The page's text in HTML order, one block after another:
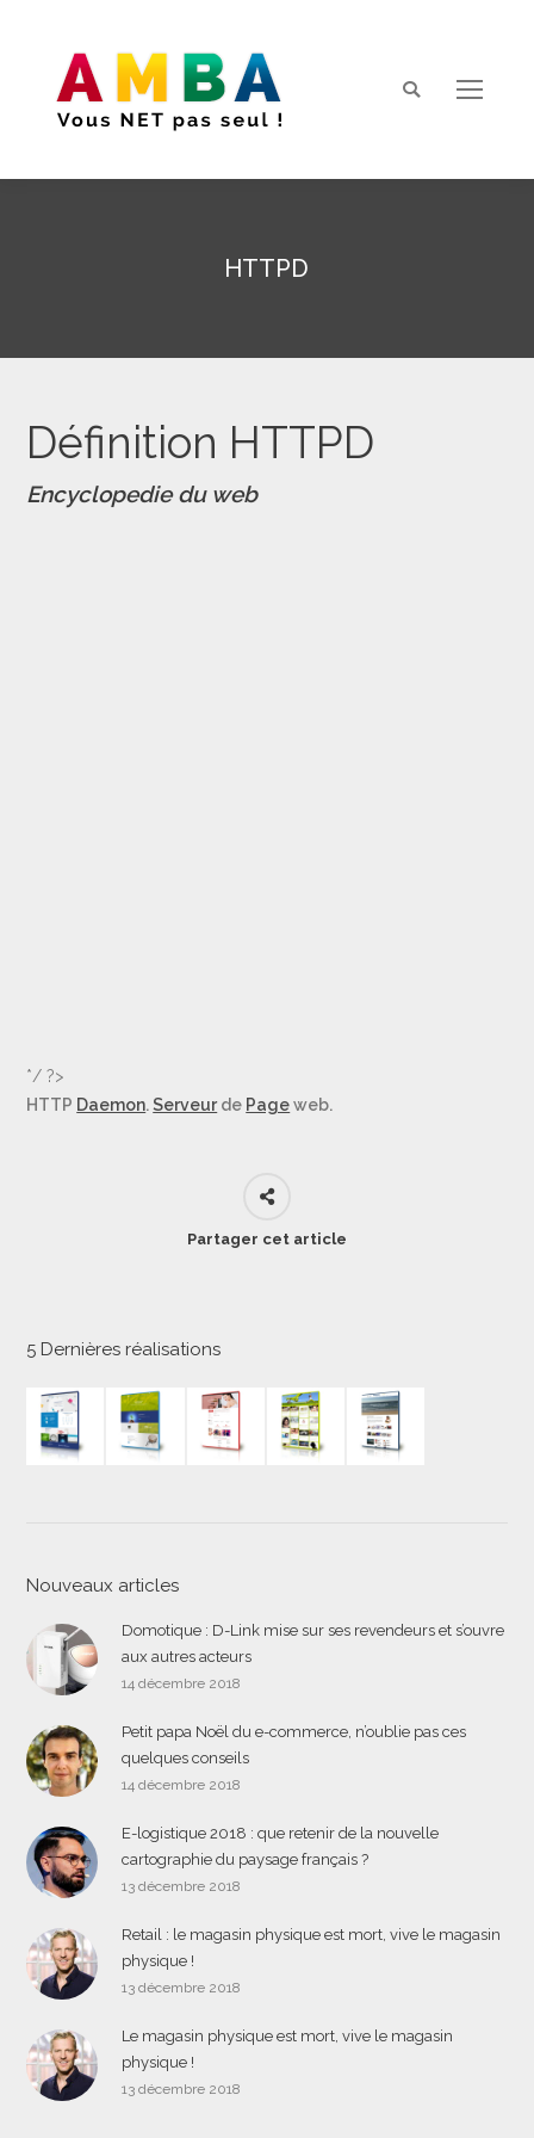
Search:
HTTPD
Définition HTTPD
Encyclopedie du web
*/ ?>
HTTP Daemon.Serveurde Pageweb.
Partager cet article
5 Dernières réalisations
Nouveaux articles
Domotique : D-Link mise sur ses revendeurs et s’ouvre
aux autres acteurs
14 décembre 2018
Petit papa Noël du e-commerce, n’oublie pas ces
quelques conseils
14 décembre 2018
E-logistique 2018 : que retenir de la nouvelle
cartographie du paysage français ?
13 décembre 2018
Retail : le magasin physique est mort, vive le magasin
physique !
13 décembre 2018
Le magasin physique est mort, vive le magasin
physique !
13 décembre 2018